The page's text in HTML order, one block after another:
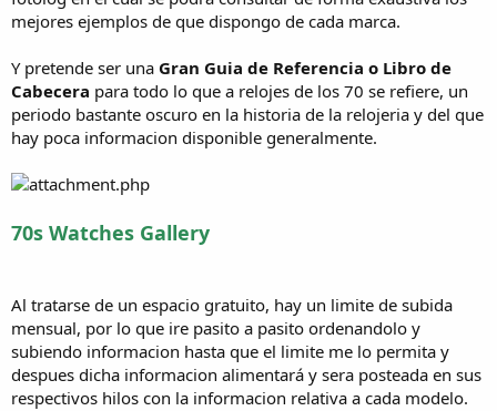
mejores ejemplos de que dispongo de cada marca.
Y pretende ser una Gran Guia de Referencia o Libro de
Cabecera para todo lo que a relojes de los 70 se refiere, un
periodo bastante oscuro en la historia de la relojeria y del que
hay poca informacion disponible generalmente.
70s Watches Gallery
Al tratarse de un espacio gratuito, hay un limite de subida
mensual, por lo que ire pasito a pasito ordenandolo y
subiendo informacion hasta que el limite me lo permita y
despues dicha informacion alimentará y sera posteada en sus
respectivos hilos con la informacion relativa a cada modelo.